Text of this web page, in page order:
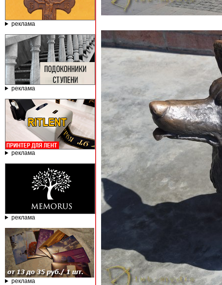
реклама
реклама
реклама
реклама
реклама